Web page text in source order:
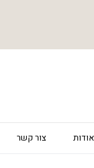
אודות צור קשר